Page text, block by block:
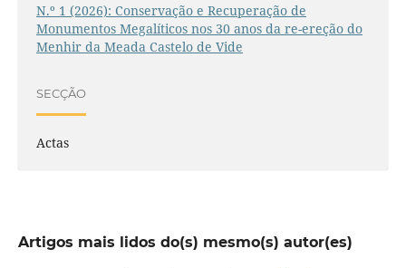
N.º 1 (2026): Conservação e Recuperação de
Monumentos Megalíticos nos 30 anos da re-ereção do
Menhir da Meada Castelo de Vide
SECÇÃO
Actas
Artigos mais lidos do(s) mesmo(s) autor(es)